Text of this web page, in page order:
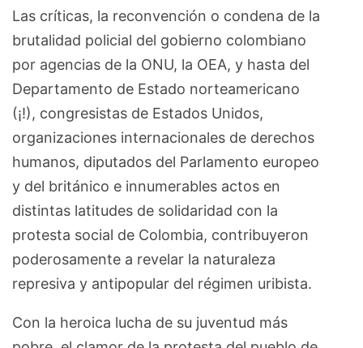
Las críticas, la reconvención o condena de la
brutalidad policial del gobierno colombiano
por agencias de la ONU, la OEA, y hasta del
Departamento de Estado norteamericano
(¡!), congresistas de Estados Unidos,
organizaciones internacionales de derechos
humanos, diputados del Parlamento europeo
y del británico e innumerables actos en
distintas latitudes de solidaridad con la
protesta social de Colombia, contribuyeron
poderosamente a revelar la naturaleza
represiva y antipopular del régimen uribista.
Con la heroica lucha de su juventud más